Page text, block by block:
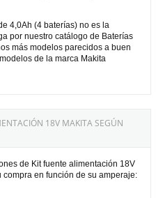
4,0Ah (4 baterías) no es la
por nuestro catálogo de Baterías
más modelos parecidos a buen
de la marca Makita
18V MAKITA SEGÚN
de Kit fuente alimentación 18V
en función de su amperaje: